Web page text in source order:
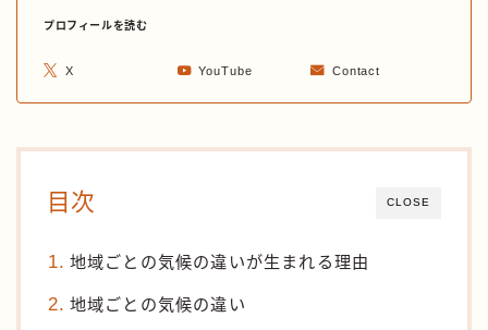
プロフィールを読む
X YouTube Contact
CLOSE
目次
地域ごとの気候の違いが生まれる理由
地域ごとの気候の違い